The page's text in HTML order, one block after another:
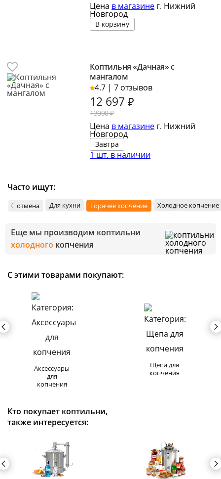
Цена в магазине г. Нижний
Новгород
В корзину
Коптильня «Дачная» с
мангалом
4.7 | 7 отзывов
12 697₽
13090 ₽
Цена в магазине г. Нижний
Новгород
Завтра
1 шт. в наличии
Часто ищут:
отмена Для кухни Горячее копчение Холодное копчение
Еще мы производим коптильни
холодного копчения
С этими товарами покупают:
Аксессуары
для
копчения
Щепа для
копчения
Кто покупает коптильни,
также интересуется: